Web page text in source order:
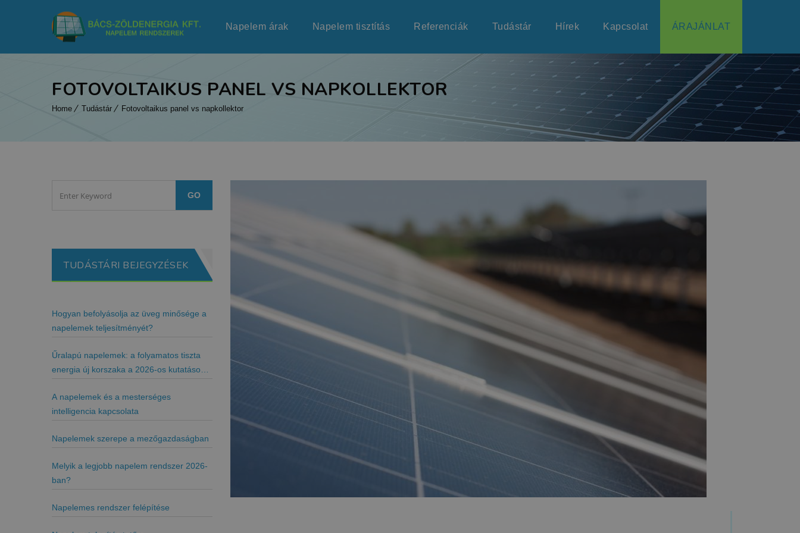
Napelem árak Napelem tisztítás Referenciák Tudástár Hírek Kapcsolat ÁRAJÁNLAT
FOTOVOLTAIKUS PANEL VS NAPKOLLEKTOR
Home Tudástár Fotovoltaikus panel vs napkollektor
TUDÁSTÁRI BEJEGYZÉSEK
Hogyan befolyásolja az üveg minősége a
napelemek teljesítményét?
Űralapú napelemek: a folyamatos tiszta
energia új korszaka a 2026-os kutatások
A napelemek és a mesterséges
intelligencia kapcsolata
Napelemek szerepe a mezőgazdaságban
Melyik a legjobb napelem rendszer 2026-
ban?
Napelemes rendszer felépítése